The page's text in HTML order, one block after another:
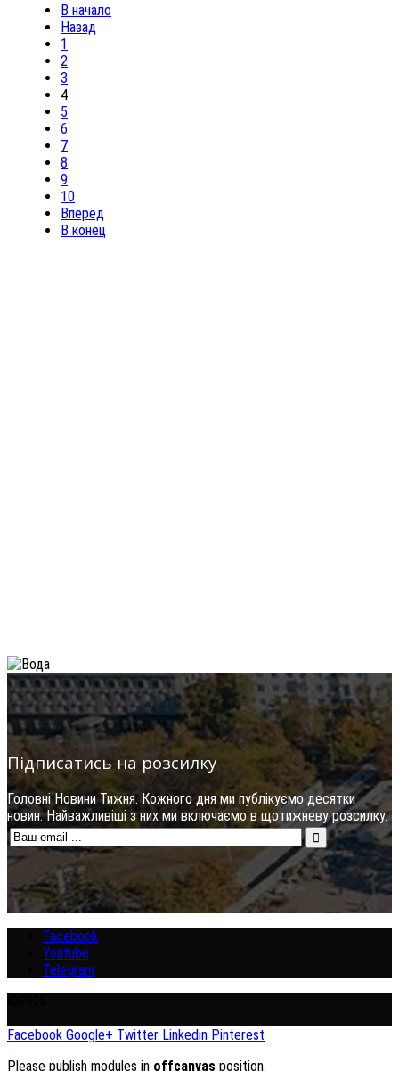
В начало
Назад
1
2
3
4
5
6
7
8
9
10
Вперёд
В конец
Підписатись на розсилку
Головні Новини Тижня. Кожного дня ми публікуємо десятки
новин. Найважливіші з них ми включаємо в щотижневу розсилку.
Facebook
Youtube
Telegram
Facebook Google+ Twitter Linkedin Pinterest
Please publish modules in offcanvas position.